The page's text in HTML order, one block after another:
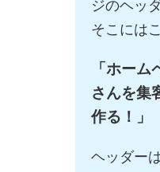
ジのヘッ
そこには
「ホー
さんを集
作る！」
ヘッダー